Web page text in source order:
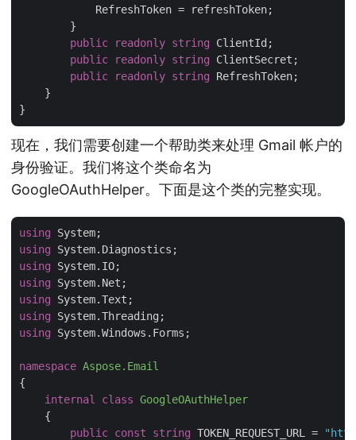
            RefreshToken = refreshToken;
        }
public
readonly string ClientId;
public
readonly string ClientSecret;
public
readonly string RefreshToken;
    }
现在，我们需要创建一个帮助类来处理 Gmail 帐户的
身份验证。我们将这个类命名为
GoogleOAuthHelper。下面是这个类的完整实现。
using
using
using
using
using
using
using System.Windows.Forms;
namespace Aspose.Email
{
internal
class GoogleOAuthHelper
    {
public const string TOKEN_REQUEST_URL =